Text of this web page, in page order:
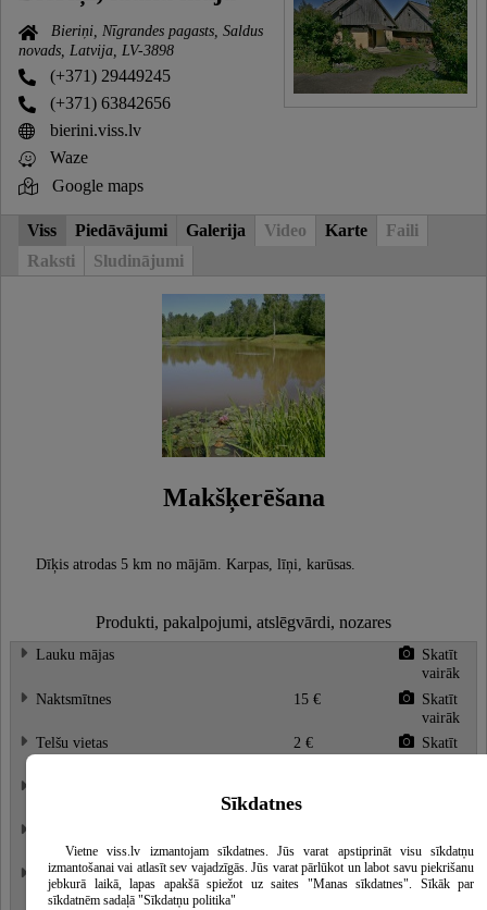
Bieriņi, Nīgrandes pagasts, Saldus
novads, Latvija, LV-3898
(+371) 29449245
(+371) 63842656
bierini.viss.lv
Waze
Google maps
Viss Piedāvājumi Galerija Video Karte
Faili
Raksti
Sludinājumi
Makšķerēšana
Dīķis atrodas 5 km no mājām. Karpas, līņi, karūsas.
Produkti, pakalpojumi, atslēgvārdi, nozares
Lauku mājas
Skatīt
vairāk
Naktsmītnes
15 €
Skatīt
vairāk
Telšu vietas
2 €
Skatīt
vairāk
Fazāni
Skatīt
vairāk
Sīkdatnes
Vietne viss.lv izmantojam sīkdatnes. Jūs varat apstiprināt visu sīkdatņu
izmantošanai vai atlasīt sev vajadzīgās. Jūs varat pārlūkot un labot savu piekrišanu
jebkurā laikā, lapas apakšā spiežot uz saites "Manas sīkdatnes". Sīkāk par
sīkdatnēm sadaļā "Sīkdatņu politika"